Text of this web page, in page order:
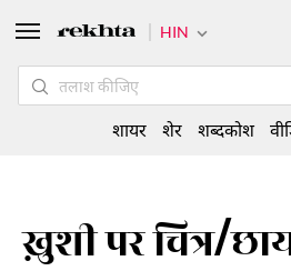
ख़ुशी पर चित्र/
HIN
शायर शेर शब्दकोश